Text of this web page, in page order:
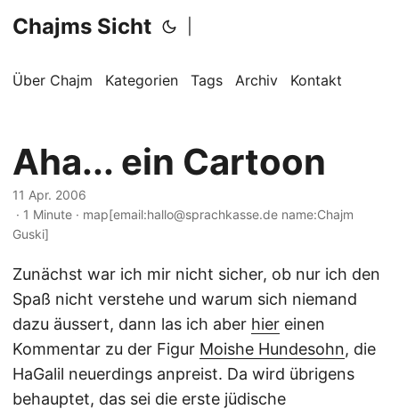
Chajms Sicht
Über Chajm Kategorien Tags Archiv Kontakt
Aha... ein Cartoon
11 Apr. 2006
· 1 Minute · map[email:hallo@sprachkasse.de name:Chajm
Guski]
Zunächst war ich mir nicht sicher, ob nur ich den
Spaß nicht verstehe und warum sich niemand
dazu äussert, dann las ich aber hier einen
Kommentar zu der Figur Moishe Hundesohn, die
HaGalil neuerdings anpreist. Da wird übrigens
behauptet, das sei die erste jüdische